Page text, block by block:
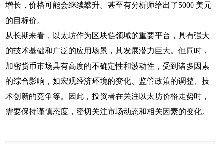
增长，价格可能会继续攀升。甚至有分析师给出了5000 美元
的目标价。
从长期来看，以太坊作为区块链领域的重要平台，具有强大
的技术基础和广泛的应用场景，其发展潜力巨大。但同时，
加密货币市场具有高度的不确定性和波动性，受到诸多因素
的综合影响，如宏观经济环境的变化、监管政策的调整、技
术创新的竞争等。因此，投资者在关注以太坊价格走势时，
需要保持谨慎态度，密切关注市场动态和相关因素的变化。